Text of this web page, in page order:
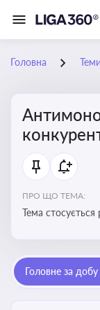
Головна
ПРО ЩО ТЕМА:
Тема стосується
забезпечення рівних
господарювання
Головне за добу